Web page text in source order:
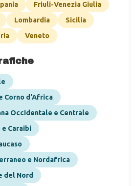
Friuli-Venezia Giulia
Lombardia
Sicilia
Veneto
Corno d'Africa
Occidentale e Centrale
Caraibi
e Nordafrica
del Nord